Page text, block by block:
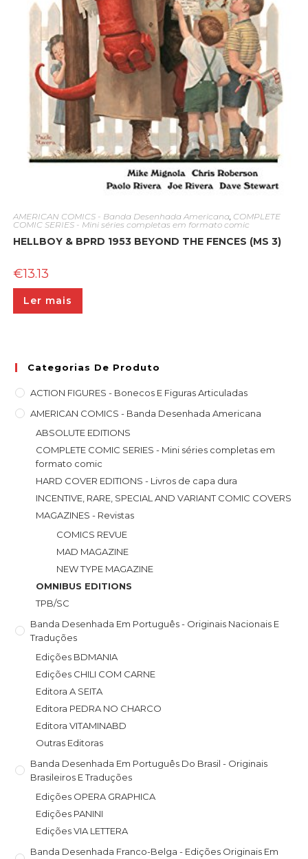
AMERICAN COMICS - Banda Desenhada Americana, COMPLETE
COMIC SERIES - Mini séries completas em formato comic
HELLBOY & BPRD 1953 BEYOND THE FENCES (MS 3)
€13.13
Ler mais
Categorias De Produto
ACTION FIGURES - Bonecos E Figuras Articuladas
AMERICAN COMICS - Banda Desenhada Americana
ABSOLUTE EDITIONS
COMPLETE COMIC SERIES - Mini séries completas em
formato comic
HARD COVER EDITIONS - Livros de capa dura
INCENTIVE, RARE, SPECIAL AND VARIANT COMIC COVERS
MAGAZINES - Revistas
COMICS REVUE
MAD MAGAZINE
NEW TYPE MAGAZINE
OMNIBUS EDITIONS
TPB/SC
Banda Desenhada Em Português - Originais Nacionais E
Traduções
Edições BDMANIA
Edições CHILI COM CARNE
Editora A SEITA
Editora PEDRA NO CHARCO
Editora VITAMINABD
Outras Editoras
Banda Desenhada Em Português Do Brasil - Originais
Brasileiros E Traduções
Edições OPERA GRAPHICA
Edições PANINI
Edições VIA LETTERA
Banda Desenhada Franco-Belga - Edições Originais Em